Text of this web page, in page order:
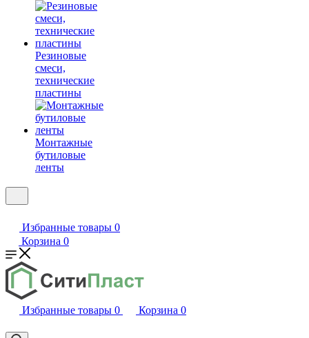
Резиновые
смеси,
технические
пластины
Монтажные
бутиловые
ленты
Избранные товары 0
Корзина 0
Избранные товары 0 Корзина 0